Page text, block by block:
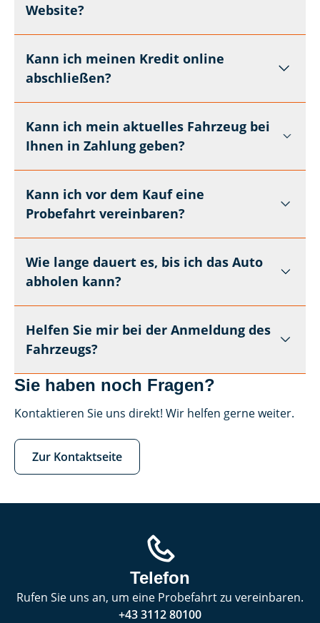
Website?
Kann ich meinen Kredit online
abschließen?
Kann ich mein aktuelles Fahrzeug bei
Ihnen in Zahlung geben?
Kann ich vor dem Kauf eine
Probefahrt vereinbaren?
Wie lange dauert es, bis ich das Auto
abholen kann?
Helfen Sie mir bei der Anmeldung des
Fahrzeugs?
Sie haben noch Fragen?
Kontaktieren Sie uns direkt! Wir helfen gerne weiter.
Zur Kontaktseite
Telefon
Rufen Sie uns an, um eine Probefahrt zu vereinbaren.
+43 3112 80100